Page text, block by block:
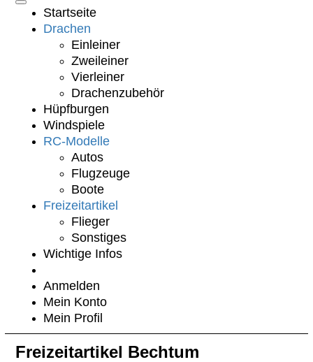
Startseite
Drachen
Einleiner
Zweileiner
Vierleiner
Drachenzubehör
Hüpfburgen
Windspiele
RC-Modelle
Autos
Flugzeuge
Boote
Freizeitartikel
Flieger
Sonstiges
Wichtige Infos
Anmelden
Mein Konto
Mein Profil
Freizeitartikel Bechtum